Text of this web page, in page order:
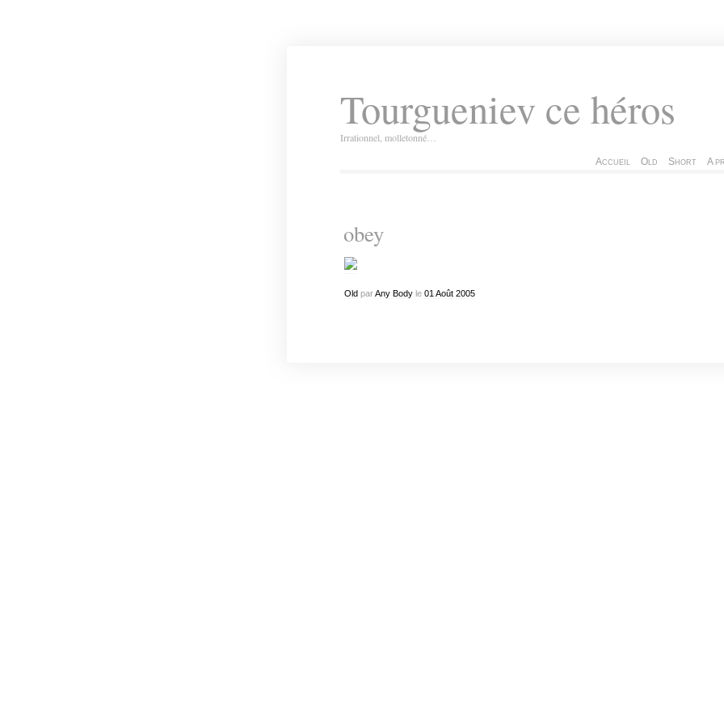
Tourgueniev ce héros
Irrationnel, molletonné…
Accueil Old Short A
obey
OldparAny Bodyle 01 Août 2005